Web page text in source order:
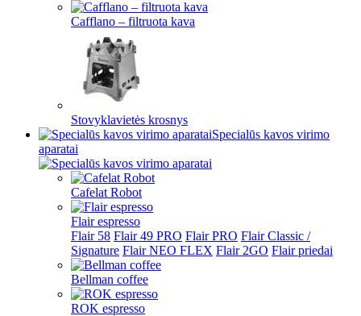
Cafflano – filtruota kava
Stovyklavietės krosnys
Specialūs kavos virimo
aparatai
Cafelat Robot
Flair espresso
Flair 58 Flair 49 PRO Flair PRO Flair Classic /
Signature Flair NEO FLEX Flair 2GO Flair priedai
Bellman coffee
ROK espresso